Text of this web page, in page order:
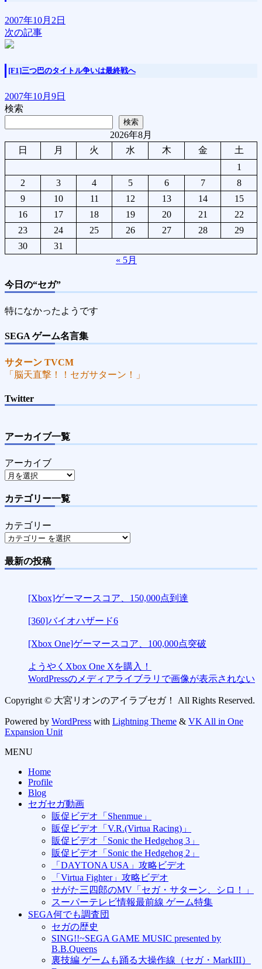
2007年10月2日
次の記事
[F1]三つ巴のタイトル争いは最終戦へ
2007年10月9日
検索
検索
2026年8月
日
月 火 水 木 金
土
1
2
3 4 5 6 7
8
9
10 11 12 13 14
15
16
17 18 19 20 21
22
23
24 25 26 27 28
29
30
31
« 5月
今日の“セガ”
特になかったようです
SEGA ゲーム名言集
サターン TVCM
「脳天直撃！！セガサターン！」
Twitter
アーカイブ一覧
アーカイブ
カテゴリー一覧
カテゴリー
最新の投稿
[Xbox]ゲーマースコア、150,000点到達
[360]バイオハザード6
[Xbox One]ゲーマースコア、100,000点突破
ようやくXbox One Xを購入！
WordPressのメディアライブラリで画像が表示されない
Copyright © 大宮リオンのアイラブセガ！ All Rights Reserved.
Powered by WordPress with Lightning Theme & VK All in One
Expansion Unit
MENU
Home
Profile
Blog
セガセガ動画
販促ビデオ「Shenmue」
販促ビデオ「V.R.(Virtua Racing)」
販促ビデオ「Sonic the Hedgehog 3」
販促ビデオ「Sonic the Hedgehog 2」
「DAYTONA USA」攻略ビデオ
「Virtua Fighter」攻略ビデオ
せがた三四郎のMV「セガ・サターン、シロ！」
スーパーテレビ情報最前線 ゲーム特集
SEGA何でも調査団
セガの歴史
SING!!~SEGA GAME MUSIC presented by
B.B.Queens
裏技編 ゲームも踊る大操作線（セガ・MarkIII）